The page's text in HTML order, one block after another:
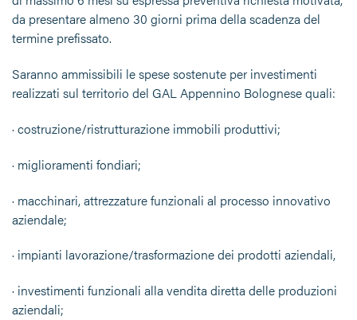
da presentare almeno 30 giorni prima della scadenza del
termine prefissato.
Saranno ammissibili le spese sostenute per investimenti
realizzati sul territorio del GAL Appennino Bolognese quali:
· costruzione/ristrutturazione immobili produttivi;
· miglioramenti fondiari;
· macchinari, attrezzature funzionali al processo innovativo
aziendale;
· impianti lavorazione/trasformazione dei prodotti aziendali,
· investimenti funzionali alla vendita diretta delle produzioni
aziendali;